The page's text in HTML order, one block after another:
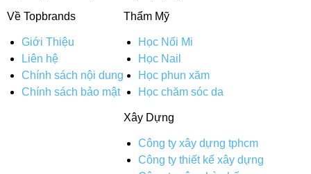
Về Topbrands
Giới Thiệu
Liên hệ
Chính sách nội dung
Chính sách bảo mật
Thẩm Mỹ
Học Nối Mi
Học Nail
Học phun xăm
Học chăm sóc da
Xây Dựng
Công ty xây dựng tphcm
Công ty thiết kế xây dựng